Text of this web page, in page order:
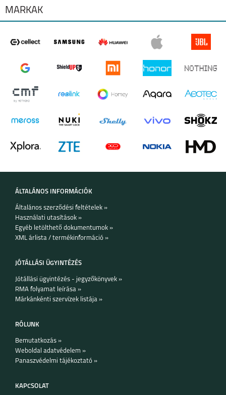
MÁRKÁK
ÁLTALÁNOS INFORMÁCIÓK
Általános szerződési feltételek »
Használati utasítások »
Egyéb letölthető dokumentumok »
XML árlista / termékinformáció »
JÓTÁLLÁSI ÜGYINTÉZÉS
Jótállási ügyintézés - jegyzőkönyvek »
RMA folyamat leírása »
Márkánkénti szervízek listája »
RÓLUNK
Bemutatkozás »
Weboldal adatvédelem »
Panaszvédelmi tájékoztató »
KAPCSOLAT